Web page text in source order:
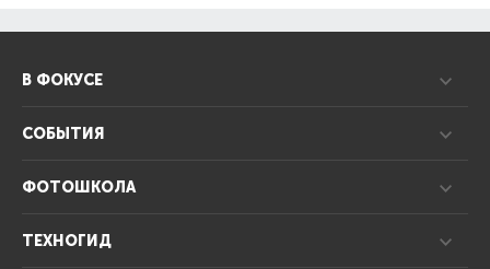
В ФОКУСЕ
СОБЫТИЯ
ФОТОШКОЛА
ТЕХНОГИД